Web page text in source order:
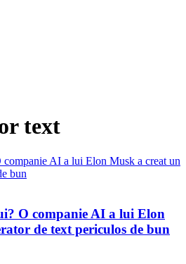
text
O companie AI a lui Elon
de text periculos de bun